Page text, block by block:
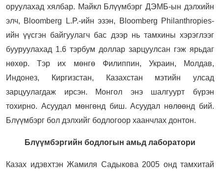
оруулахад хялбар. Майкл Блүүмбэрг ДЭМБ-ын дэлхийн
элч, Bloomberg L.P.-ийн эзэн, Bloomberg Philanthropies-
ийн үүсгэн байгуулагч бас дээр нь тамхины хэрэглээг
бууруулахад 1.6 тэрбум доллар зарцуулсан гэж ярьдаг
нөхөр. Тэр их мөнгө Филиппин, Украин, Молдав,
Индонез, Киргизстан, Казахстан мэтийн улсад
зарцуулагдаж ирсэн. Монгол энэ шалгуурт бүрэн
тохирно. Асуудал мөнгөнд биш. Асуудал нөлөөнд бий.
Блүүмбэрг бол дэлхийг бодлогоор хаанчлах донтон.
Блүүмбэргийн бодлогын амьд лаборатори
Казах идэвхтэн Жамиля Садыкова 2005 онд тамхитай